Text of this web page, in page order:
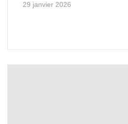
29 janvier 2026